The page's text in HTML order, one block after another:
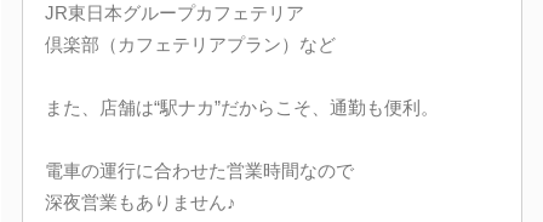
JR東日本グループカフェテリア
倶楽部（カフェテリアプラン）など
また、店舗は“駅ナカ”だからこそ、通勤も便利。
電車の運行に合わせた営業時間なので
深夜営業もありません♪